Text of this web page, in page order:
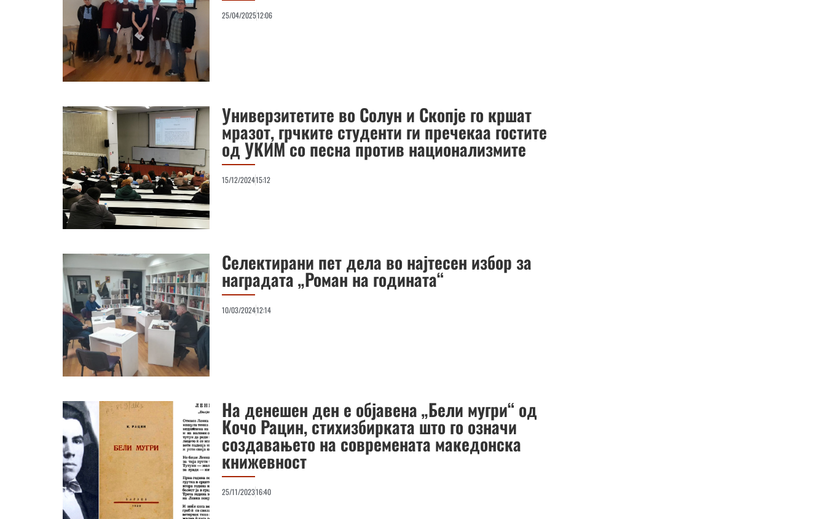
25/04/202512:06
Универзитетите во Солун и Скопје го кршат
мразот, грчките студенти ги пречекаа гостите
од УКИМ со песна против национализмите
15/12/202415:12
Селектирани пет дела во најтесен избор за
наградата „Роман на годината“
10/03/202412:14
На денешен ден е објавена „Бели мугри“ од
Кочо Рацин, стихизбирката што го означи
создавањето на современата македонска
книжевност
25/11/202316:40